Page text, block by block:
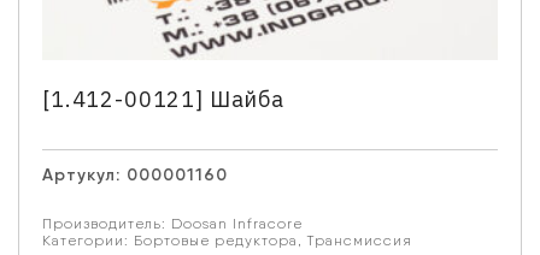
[1.412-00121] Шайба
Артукул: 000001160
Производитель: Doosan Infracore
Категории: Бортовые редуктора , Трансмиссия